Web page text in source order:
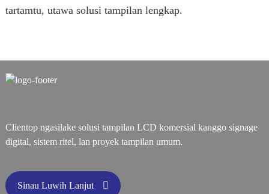
tartamtu, utawa solusi tampilan lengkap.
Clientop ngasilake solusi tampilan LCD komersial kanggo signage
digital, sistem ritel, lan proyek tampilan umum.
Sinau Luwih Lanjut